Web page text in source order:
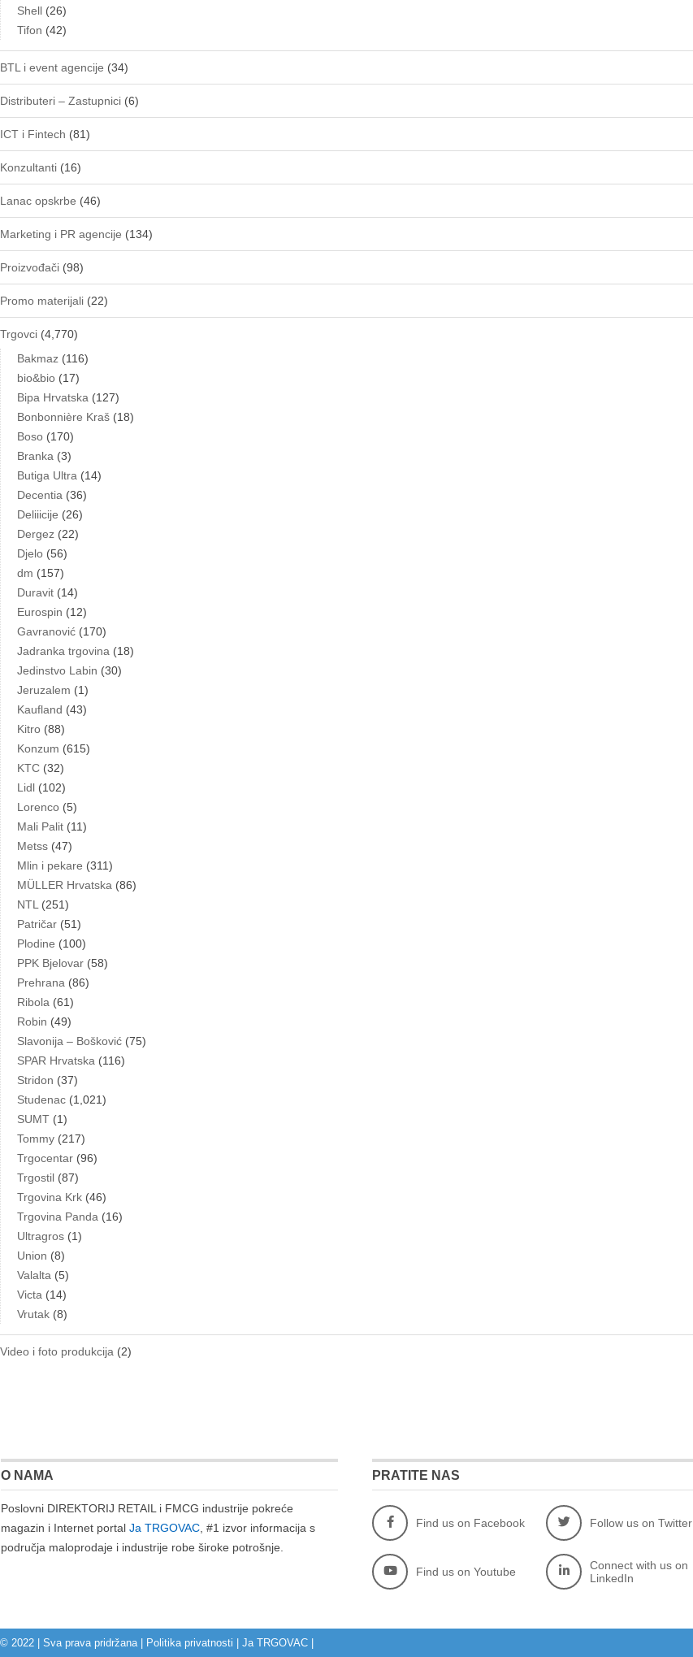
Shell (26)
Tifon (42)
BTL i event agencije (34)
Distributeri – Zastupnici (6)
ICT i Fintech (81)
Konzultanti (16)
Lanac opskrbe (46)
Marketing i PR agencije (134)
Proizvođači (98)
Promo materijali (22)
Trgovci (4,770)
Bakmaz (116)
bio&bio (17)
Bipa Hrvatska (127)
Bonbonnière Kraš (18)
Boso (170)
Branka (3)
Butiga Ultra (14)
Decentia (36)
Deliiicije (26)
Dergez (22)
Djelo (56)
dm (157)
Duravit (14)
Eurospin (12)
Gavranović (170)
Jadranka trgovina (18)
Jedinstvo Labin (30)
Jeruzalem (1)
Kaufland (43)
Kitro (88)
Konzum (615)
KTC (32)
Lidl (102)
Lorenco (5)
Mali Palit (11)
Metss (47)
Mlin i pekare (311)
MÜLLER Hrvatska (86)
NTL (251)
Patričar (51)
Plodine (100)
PPK Bjelovar (58)
Prehrana (86)
Ribola (61)
Robin (49)
Slavonija – Bošković (75)
SPAR Hrvatska (116)
Stridon (37)
Studenac (1,021)
SUMT (1)
Tommy (217)
Trgocentar (96)
Trgostil (87)
Trgovina Krk (46)
Trgovina Panda (16)
Ultragros (1)
Union (8)
Valalta (5)
Victa (14)
Vrutak (8)
Video i foto produkcija (2)
O NAMA
Poslovni DIREKTORIJ RETAIL i FMCG industrije pokreće
magazin i Internet portalJa TRGOVAC , #1 izvor informacija s
područja maloprodaje i industrije robe široke potrošnje.
PRATITE NAS
Find us on Facebook Follow us on Twitter
Find us on Youtube
Connect with us on
LinkedIn
© 2022 | Sva prava pridržana | Politika privatnosti Ja TRGOVAC